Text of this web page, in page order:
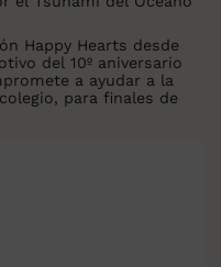
Happy Hearts desde
del 10º aniversario
a ayudar a la
para finales de